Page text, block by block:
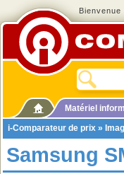
Matériel
i-Comparateur de prix »
Samsung